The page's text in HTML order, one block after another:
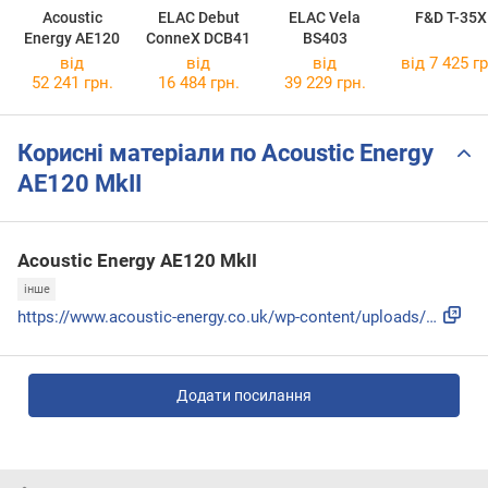
Acoustic
Energy AE120
ELAC Debut
ConneX DCB41
ELAC Vela
BS403
F&D T-35X
від
52 241 грн.
від
16 484 грн.
від
39 229 грн.
від 7 425
Корисні матеріали по Acoustic Energy
AE120 MkII
Acoustic Energy AE120 MkII
інше
https://www.acoustic-energy.co.uk/wp-content/uploads/Acoust...
Додати посилання